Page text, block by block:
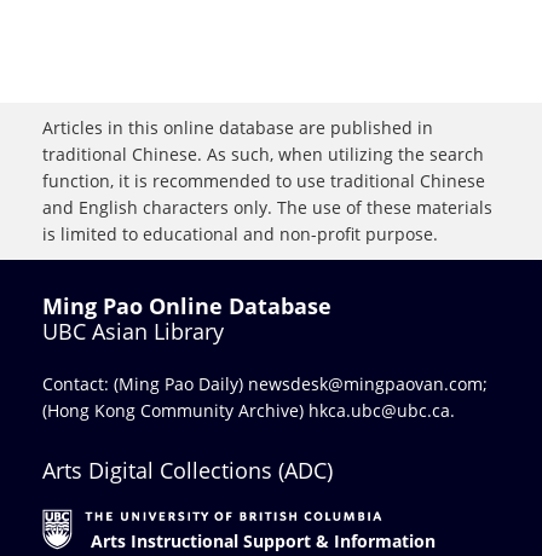
Articles in this online database are published in
traditional Chinese. As such, when utilizing the search
function, it is recommended to use traditional Chinese
and English characters only. The use of these materials
is limited to educational and non-profit purpose.
Ming Pao Online Database
UBC Asian Library
Contact: (Ming Pao Daily) newsdesk@mingpaovan.com;
(Hong Kong Community Archive) hkca.ubc@ubc.ca.
Arts Digital Collections (ADC)
Arts Instructional Support & Information